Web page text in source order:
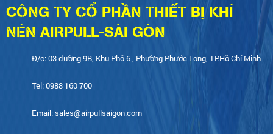
CÔNG TY CỔ PHẦN THIẾT BỊ KHÍ
NÉN AIRPULL-SÀI GÒN
Đ/c: 03 đường 9B, Khu Phố 6 , Phường Phước Long, TP.Hồ Chí Minh
Tel: 0988 160 700
Email: sales@airpullsaigon.com